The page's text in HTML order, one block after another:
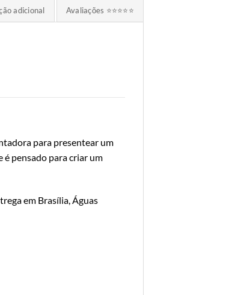
adicional Avaliações ⭐⭐⭐⭐⭐
para presentear um
é pensado para criar um
em Brasília, Águas